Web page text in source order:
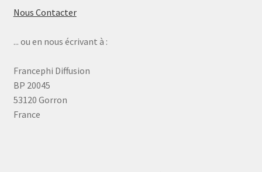
Nous Contacter
... ou en nous écrivant à :
Francephi Diffusion
BP 20045
53120 Gorron
France